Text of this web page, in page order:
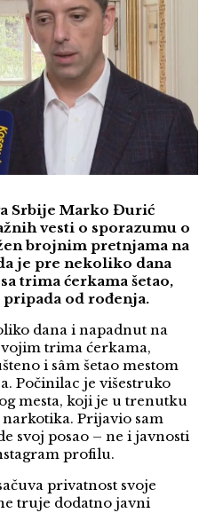
Srbije Marko Đurić
vesti o sporazumu o
brojnim pretnjama na
je pre nekoliko dana
trima ćerkama šetao,
od rođenja.
dana i napadnut na
trima ćerkama,
i sâm šetao mestom
Počinilac je višestruko
mesta, koji je u trenutku
Prijavio sam
svoj posao – ne i javnosti
profilu.
privatnost svoje
truje dodatno javni